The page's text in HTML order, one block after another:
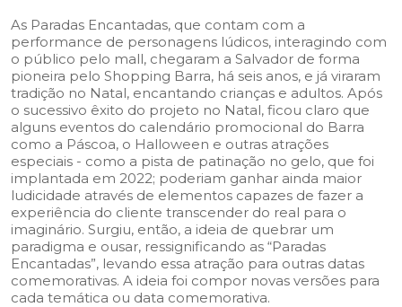
As Paradas Encantadas, que contam com a
performance de personagens lúdicos, interagindo com
o público pelo mall, chegaram a Salvador de forma
pioneira pelo Shopping Barra, há seis anos, e já viraram
tradição no Natal, encantando crianças e adultos. Após
o sucessivo êxito do projeto no Natal, ficou claro que
alguns eventos do calendário promocional do Barra
como a Páscoa, o Halloween e outras atrações
especiais - como a pista de patinação no gelo, que foi
implantada em 2022; poderiam ganhar ainda maior
ludicidade através de elementos capazes de fazer a
experiência do cliente transcender do real para o
imaginário. Surgiu, então, a ideia de quebrar um
paradigma e ousar, ressignificando as “Paradas
Encantadas”, levando essa atração para outras datas
comemorativas. A ideia foi compor novas versões para
cada temática ou data comemorativa.